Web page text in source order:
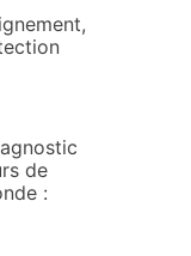
de
: